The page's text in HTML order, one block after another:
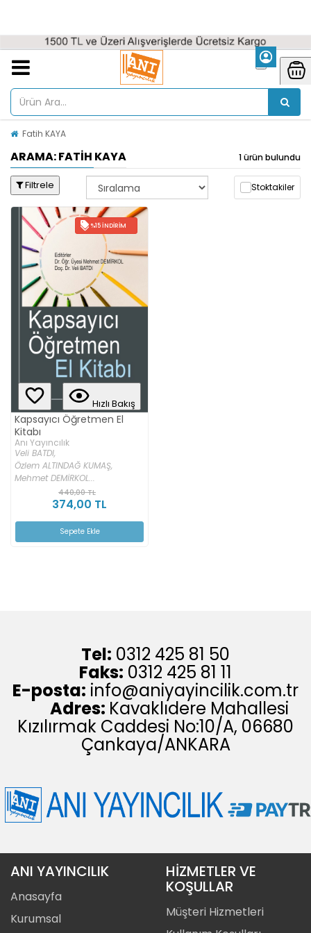
Fatih KAYA
ARAMA: FATIH KAYA 1 ürün bulundu
Filtrele Stoktakiler
%15 İNDIRIM
Hızlı Bakış
Kapsayıcı Öğretmen El
Kitabı
Anı Yayıncılık
Veli BATDI,
Özlem ALTINDAĞ KUMAŞ,
Mehmet DEMİRKOL...
440,00 TL
374,00 TL
Sepete Ekle
Tel: 0312 425 81 50
Faks: 0312 425 81 11
E-posta: info@aniyayincilik.com.tr
Adres: Kavaklıdere Mahallesi
Kızılırmak Caddesi No:10/A, 06680
Çankaya/ANKARA
ANI YAYINCILIK
Anasayfa
Kurumsal
HİZMETLER VE
KOŞULLAR
Müşteri Hizmetleri